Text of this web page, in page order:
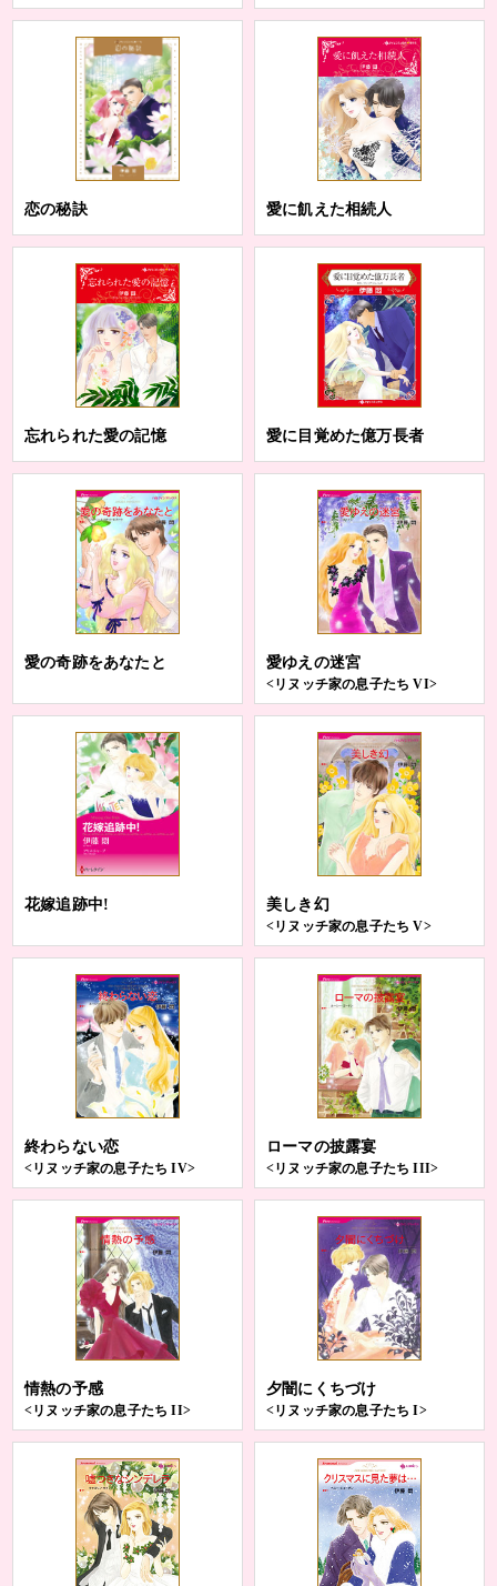
恋の秘訣 愛に飢えた相続人
忘れられた愛の記憶 愛に目覚めた億万長者
愛の奇跡をあなたと 愛ゆえの迷宮
<リヌッチ家の息子たち VI>
花嫁追跡中! 美しき幻
<リヌッチ家の息子たち V>
終わらない恋
<リヌッチ家の息子たち IV>
ローマの披露宴
<リヌッチ家の息子たち III>
情熱の予感
<リヌッチ家の息子たち II>
夕闇にくちづけ
<リヌッチ家の息子たち I>